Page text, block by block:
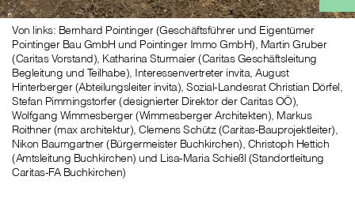
Von links: Bernhard Pointinger (Geschäftsführer und Eigentümer
Pointinger Bau GmbH und Pointinger Immo GmbH), Martin Gruber
(Caritas Vorstand), Katharina Sturmaier (Caritas Geschäftsleitung
Begleitung und Teilhabe), Interessenvertreter invita, August
Hinterberger (Abteilungsleiter invita), Sozial-Landesrat Christian Dörfel,
Stefan Pimmingstorfer (designierter Direktor der Caritas OÖ),
Wolfgang Wimmesberger (Wimmesberger Architekten), Markus
Roithner (max architektur), Clemens Schütz (Caritas-Bauprojektleiter),
Nikon Baumgartner (Bürgermeister Buchkirchen), Christoph Hettich
(Amtsleitung Buchkirchen) und Lisa-Maria Schießl (Standortleitung
Caritas-FA Buchkirchen)